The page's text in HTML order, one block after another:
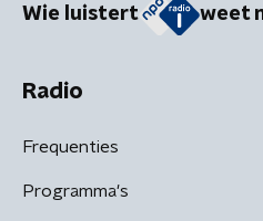
Wie luistert weet
Radio
Frequenties
Programma's